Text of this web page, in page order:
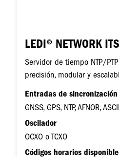
LEDI® NETWORK
Servidor de tiempo NTP/
precisión, modular y
Entradas de sincronización
GNSS, GPS, NTP, AFNOR,
Oscilador
OCXO o TCXO
Códigos horarios